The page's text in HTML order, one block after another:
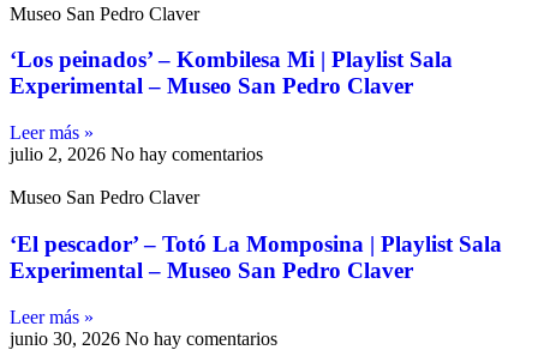
Museo San Pedro Claver
‘Los peinados’ – Kombilesa Mi | Playlist Sala
Experimental – Museo San Pedro Claver
Leer más »
julio 2, 2026 No hay comentarios
Museo San Pedro Claver
‘El pescador’ – Totó La Momposina | Playlist Sala
Experimental – Museo San Pedro Claver
Leer más »
junio 30, 2026 No hay comentarios